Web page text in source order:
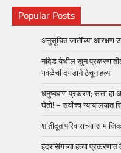
Popular Posts
अनुसूचित जातींच्या आरक्षण
नांदेड येथील खुन
गवळेची दगडाने ठेचून हत्या
धनुष्यबाण प्रकरण; सत्ता हा
घेतो! – सर्वोच्च
शांतीदूत परिवाराच्या
इंदरसिंगच्या हत्या